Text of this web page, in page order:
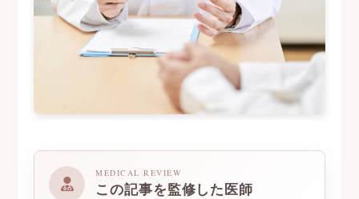
MEDICAL REVIEW
この記事を監修した医師